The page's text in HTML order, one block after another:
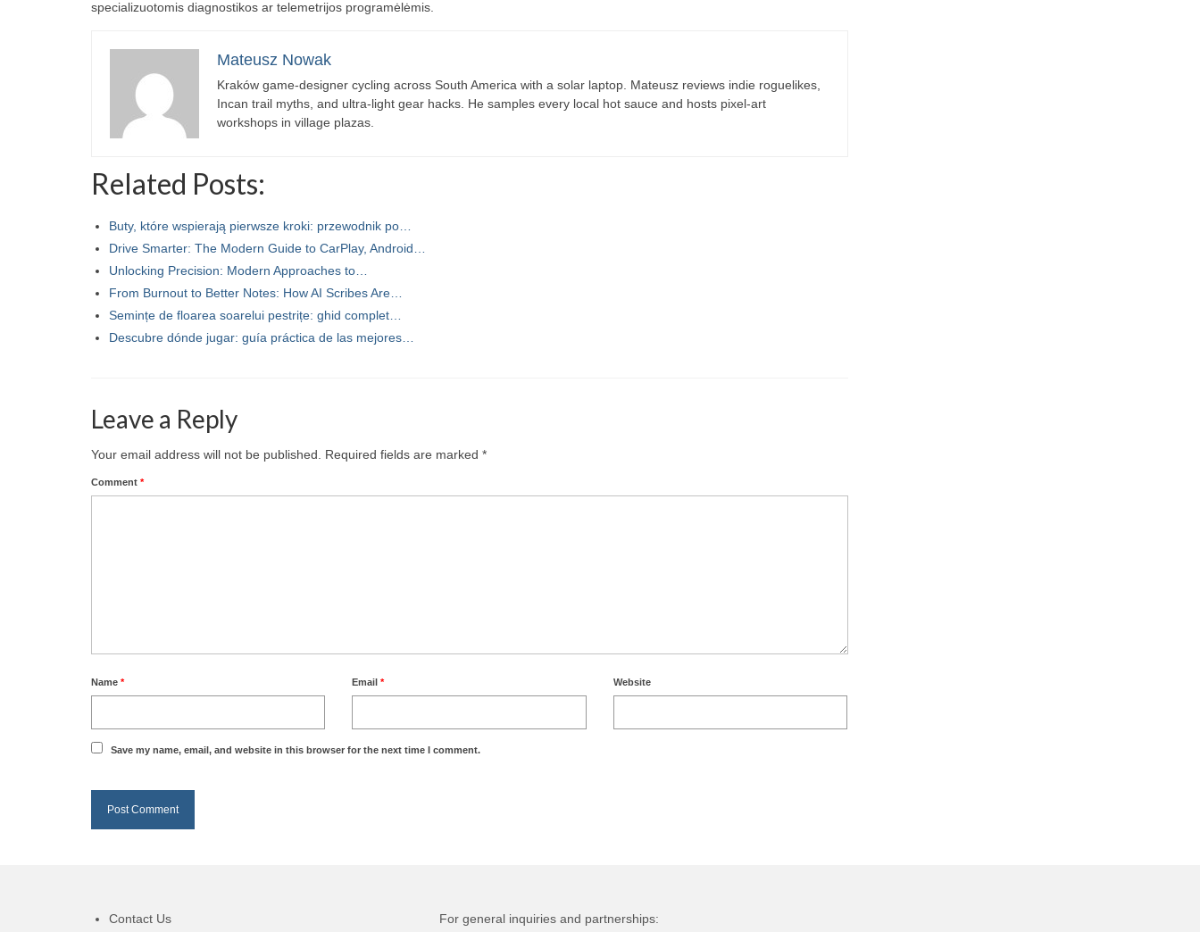
specializuotomis diagnostikos ar telemetrijos programėlėmis.
Mateusz Nowak
Kraków game-designer cycling across South America with a solar laptop. Mateusz reviews indie roguelikes,
Incan trail myths, and ultra-light gear hacks. He samples every local hot sauce and hosts pixel-art
workshops in village plazas.
Related Posts:
Buty, które wspierają pierwsze kroki: przewodnik po…
Drive Smarter: The Modern Guide to CarPlay, Android…
Unlocking Precision: Modern Approaches to…
From Burnout to Better Notes: How AI Scribes Are…
Semințe de floarea soarelui pestrițe: ghid complet…
Descubre dónde jugar: guía práctica de las mejores…
Leave a Reply
Your email address will not be published. Required fields are marked *
Comment *
Name * Email* Website
Save my name, email, and website in this browser for the next time I comment.
Contact Us
For general inquiries and partnerships: